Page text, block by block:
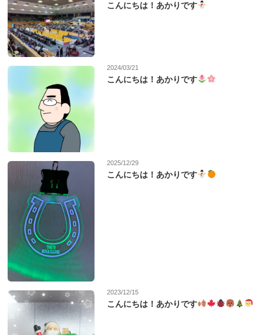
こんにちは！あかりです
2024/03/21
こんにちは！あかりです
2025/12/29
こんにちは！あかりです
2023/12/15
こんにちは！あかりです